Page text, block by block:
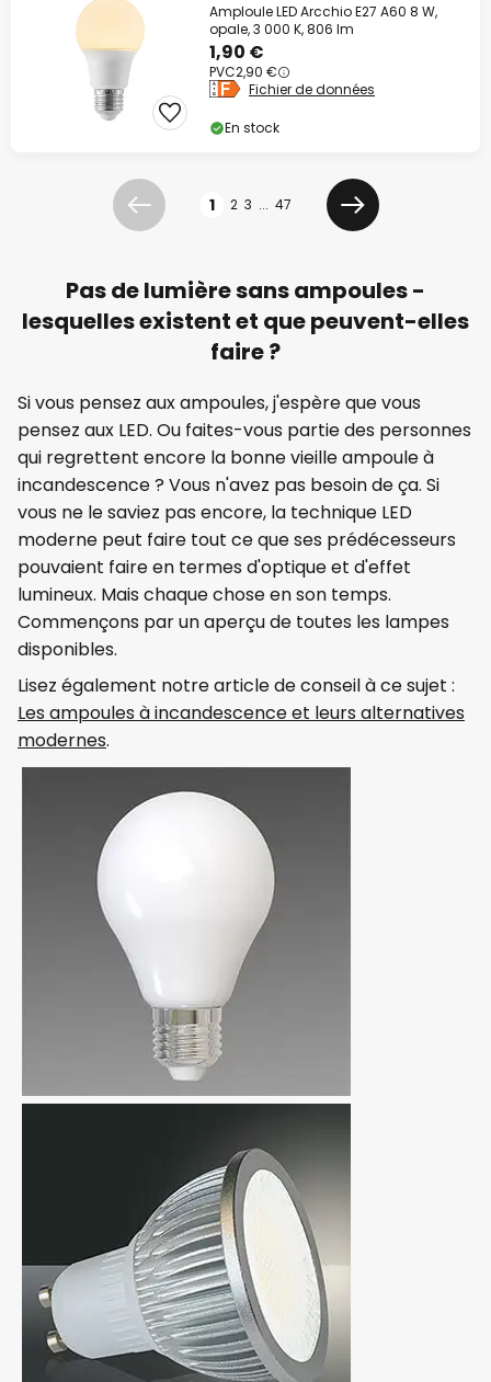
Amploule LED Arcchio E27 A60 8 W,
opale, 3 000 K, 806 lm
1,90 €
PVC2,90 €
Fichier de données
En stock
Précédent 1 2 3 ... 47
Suivant
Pas de lumière sans ampoules -
lesquelles existent et que peuvent-elles
faire ?
Si vous pensez aux ampoules, j'espère que vous
pensez aux LED. Ou faites-vous partie des personnes
qui regrettent encore la bonne vieille ampoule à
incandescence ? Vous n'avez pas besoin de ça. Si
vous ne le saviez pas encore, la technique LED
moderne peut faire tout ce que ses prédécesseurs
pouvaient faire en termes d'optique et d'effet
lumineux. Mais chaque chose en son temps.
Commençons par un aperçu de toutes les lampes
disponibles.
Lisez également notre article de conseil à ce sujet :
Les ampoules à incandescence et leurs alternatives
modernes.